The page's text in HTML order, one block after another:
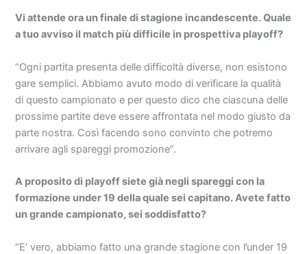
Vi attende ora un finale di stagione incandescente. Quale
a tuo avviso il match più difficile in prospettiva playoff?
“Ogni partita presenta delle difficoltà diverse, non esistono
gare semplici. Abbiamo avuto modo di verificare la qualità
di questo campionato e per questo dico che ciascuna delle
prossime partite deve essere affrontata nel modo giusto da
parte nostra. Così facendo sono convinto che potremo
arrivare agli spareggi promozione”.
A proposito di playoff siete già negli spareggi con la
formazione under 19 della quale sei capitano. Avete fatto
un grande campionato, sei soddisfatto?
“E’ vero, abbiamo fatto una grande stagione con l’under 19